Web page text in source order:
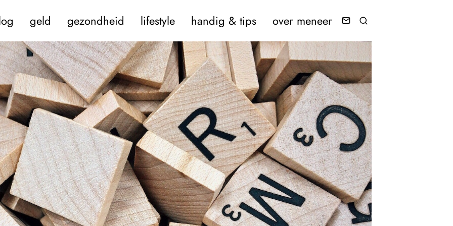
geld gezondheid lifestyle handig & tips over meneer